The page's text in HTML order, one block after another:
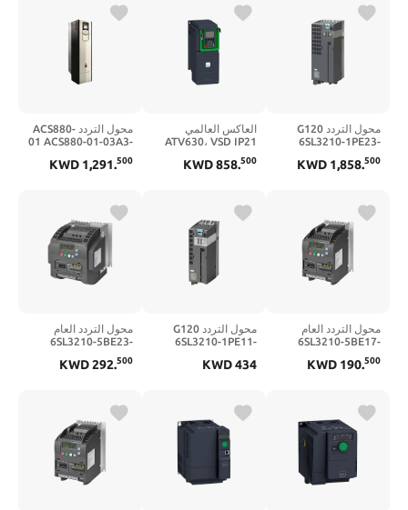
محول التردد G120
6SL3210-1PE23-
6SL32101PE233AL0
KWD 1,858.500
العاكس العالمي
ATV630، VSD IP21
مغلف
KWD858.500
محول التردد ACS880-
01 ACS880-01-03A3-
KWD 1,291.500
محول التردد العام
6SL3210-5BE17-
6SL32105BE175UV0
KWD 190.500
محول التردد G120
6SL3210-1PE11-
6SL32101PE118AL1
KWD434
محول التردد العام
6SL3210-5BE23-
6SL32105BE230UV0
KWD292.500